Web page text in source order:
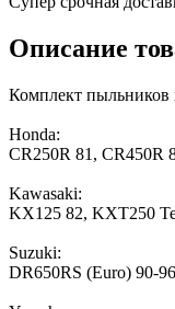
Описание
Комплект пыльников
Honda:
CR250R 81, CR450R
Kawasaki:
KX125 82, KXT250
Suzuki:
DR650RS (Euro) 90-